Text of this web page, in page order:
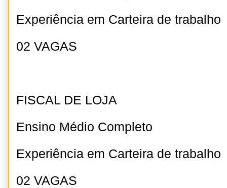
Experiência em Carteira de trabalho
02 VAGAS
FISCAL DE LOJA
Ensino Médio Completo
Experiência em Carteira de trabalho
02 VAGAS